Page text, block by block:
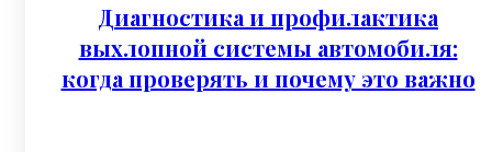
Диагностика и профилактика
выхлопной системы автомобиля:
когда проверять и почему это важно